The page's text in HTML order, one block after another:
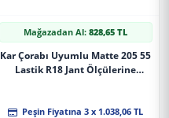
Mağazadan Al:828,65 TL
Kar Çorabı Uyumlu Matte 205 55
Lastik R18 Jant Ölçülerine
Peşin Fiyatına 3 x 1.038,06 TL